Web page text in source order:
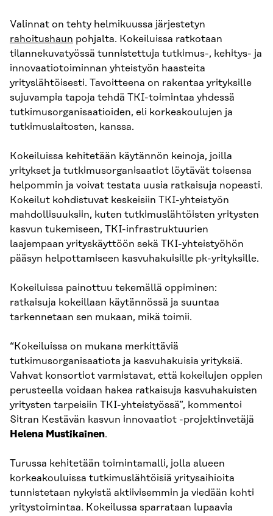
Valinnat on tehty helmikuussa järjestetyn
rahoitushaun pohjalta. Kokeiluissa ratkotaan
tilannekuvatyössä tunnistettuja tutkimus-, kehitys- ja
innovaatiotoiminnan yhteistyön haasteita
yrityslähtöisesti. Tavoitteena on rakentaa yrityksille
sujuvampia tapoja tehdä TKI-toimintaa yhdessä
tutkimusorganisaatioiden, eli korkeakoulujen ja
tutkimuslaitosten, kanssa.
Kokeiluissa kehitetään käytännön keinoja, joilla
yritykset ja tutkimusorganisaatiot löytävät toisensa
helpommin ja voivat testata uusia ratkaisuja nopeasti.
Kokeilut kohdistuvat keskeisiin TKI-yhteistyön
mahdollisuuksiin, kuten tutkimuslähtöisten yritysten
kasvun tukemiseen, TKI-infrastruktuurien
laajempaan yrityskäyttöön sekä TKI-yhteistyöhön
pääsyn helpottamiseen kasvuhakuisille pk-yrityksille.
Kokeiluissa painottuu tekemällä oppiminen:
ratkaisuja kokeillaan käytännössä ja suuntaa
tarkennetaan sen mukaan, mikä toimii.
“Kokeiluissa on mukana merkittäviä
tutkimusorganisaatiota ja kasvuhakuisia yrityksiä.
Vahvat konsortiot varmistavat, että kokeilujen oppien
perusteella voidaan hakea ratkaisuja kasvuhakuisten
yritysten tarpeisiin TKI-yhteistyössä”, kommentoi
Sitran Kestävän kasvun innovaatiot -projektinvetäjä
Helena Mustikainen.
Turussa kehitetään toimintamalli, jolla alueen
korkeakouluissa tutkimuslähtöisiä yritysaihioita
tunnistetaan nykyistä aktiivisemmin ja viedään kohti
yritystoimintaa. Kokeilussa sparrataan lupaavia